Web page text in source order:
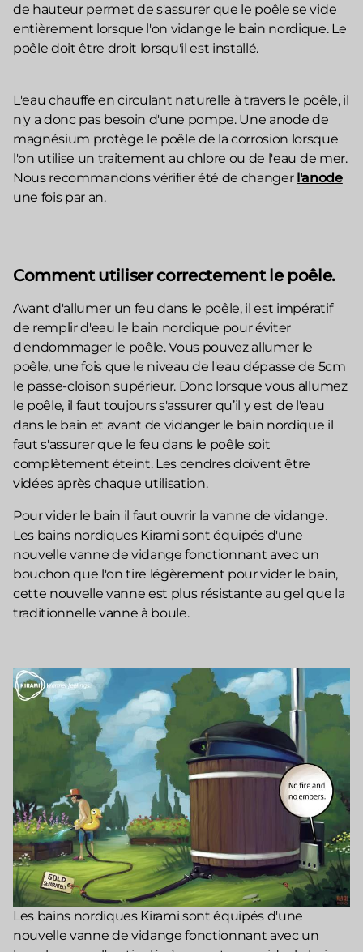
de hauteur permet de s'assurer que le poêle se vide
entièrement lorsque l'on vidange le bain nordique. Le
poêle doit être droit lorsqu'il est installé.
L'eau chauffe en circulant naturelle à travers le poêle, il
n'y a donc pas besoin d'une pompe. Une anode de
magnésium protège le poêle de la corrosion lorsque
l'on utilise un traitement au chlore ou de l'eau de mer.
Nous recommandons vérifier été de changer l'anode
une fois par an.
Comment utiliser correctement le poêle.
Avant d'allumer un feu dans le poêle, il est impératif
de remplir d'eau le bain nordique pour éviter
d'endommager le poêle. Vous pouvez allumer le
poêle, une fois que le niveau de l'eau dépasse de 5cm
le passe-cloison supérieur. Donc lorsque vous allumez
le poêle, il faut toujours s'assurer qu’il y est de l'eau
dans le bain et avant de vidanger le bain nordique il
faut s'assurer que le feu dans le poêle soit
complètement éteint. Les cendres doivent être
vidées après chaque utilisation.
Pour vider le bain il faut ouvrir la vanne de vidange.
Les bains nordiques Kirami sont équipés d'une
nouvelle vanne de vidange fonctionnant avec un
bouchon que l'on tire légèrement pour vider le bain,
cette nouvelle vanne est plus résistante au gel que la
traditionnelle vanne à boule.
Les bains nordiques Kirami sont équipés d'une
nouvelle vanne de vidange fonctionnant avec un